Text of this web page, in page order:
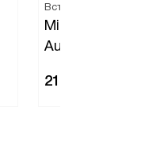
Встраиваемая
Miele G 7085
AutoDos
211 400